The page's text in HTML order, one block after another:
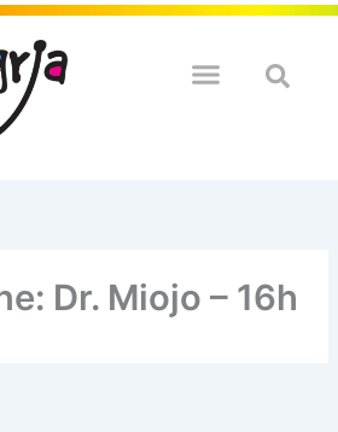
Dr. Miojo – 16h